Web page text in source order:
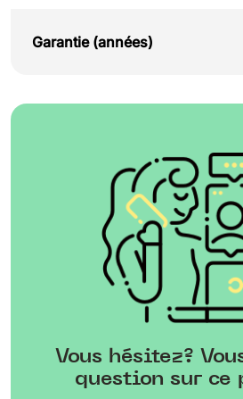
Garantie (années)
Vous hésitez?
question sur ce